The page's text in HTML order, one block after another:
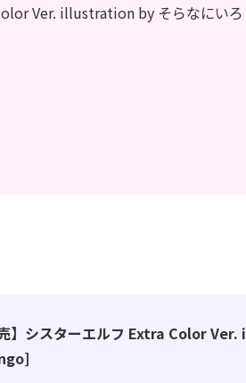
Ver. illustration by そらなにいろ
売】シスターエルフ Extra Color